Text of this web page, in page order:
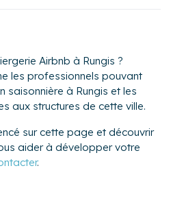
Airbnb à Rungis ?
les professionnels pouvant
saisonnière à Rungis et les
aux structures de cette ville.
sur cette page et découvrir
aider à développer votre
.